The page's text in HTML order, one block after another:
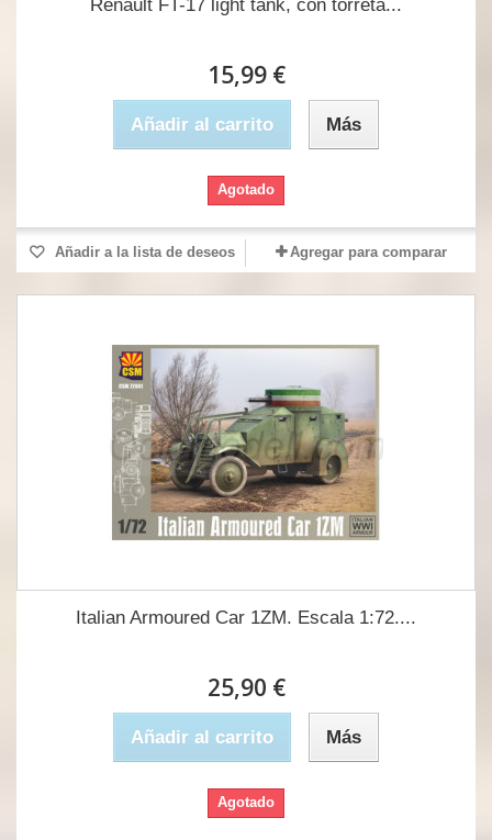
Renault FT-17 light tank, con torreta...
15,99 €
Añadir al carrito Más
Agotado
Añadir a la lista de deseos Agregar para comparar
Italian Armoured Car 1ZM. Escala 1:72....
25,90 €
Añadir al carrito Más
Agotado